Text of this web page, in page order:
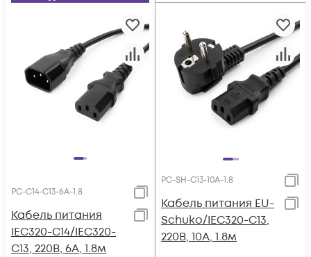
PC-C14-C13-6A-1.8
Кабель питания
IEC320-C14/IEC320-
C13, 220B, 6А, 1.8м
PC-SH-C13-10A-1.8
Кабель питания EU-
Schuko/IEC320-C13,
220B, 10А, 1.8м